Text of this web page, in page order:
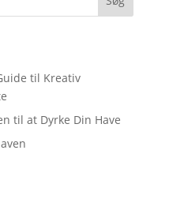
til Kreativ
til at Dyrke Din Have